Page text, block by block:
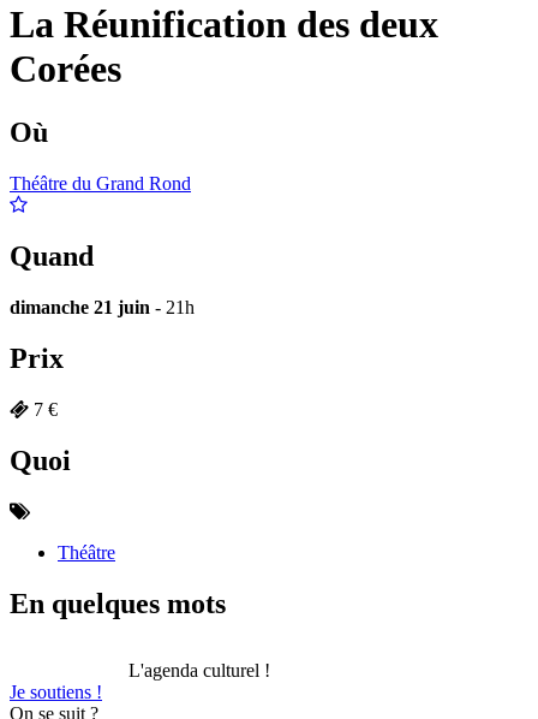
La Réunification des deux
Corées
Où
Théâtre du Grand Rond
Quand
dimanche 21 juin - 21h
Prix
7 €
Quoi
Théâtre
En quelques mots
L'agenda culturel !
Je soutiens !
On se suit ?